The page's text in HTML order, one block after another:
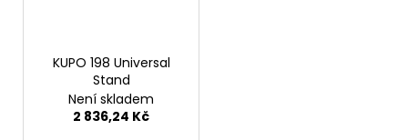
KUPO 198 Universal
Stand
Není skladem
2 836,24 Kč